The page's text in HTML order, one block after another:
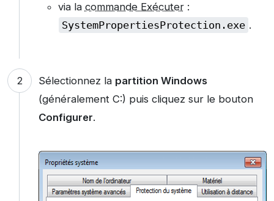
via la commande Exécuter:
SystemPropertiesProtection.exe .
Sélectionnez la partition Windows
(généralement C:) puis cliquez sur le bouton
Configurer.